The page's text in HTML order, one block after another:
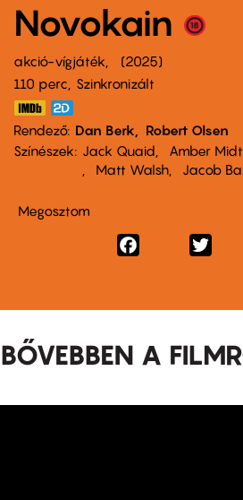
Novokain
akció-vígjáték
2025
110 perc,
Szinkronizált
Rendező Dan Berk
Robert Olsen
Színészek
Jack Quaid Amber
Matt Walsh
Jacob
Megosztom
Facebook
BŐVEBBEN A